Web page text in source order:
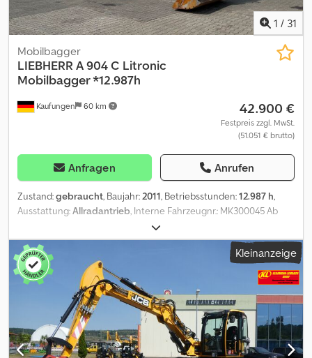
1 / 31
Kaufungen 60 km
Mobilbagger
LIEBHERR A 904 C Litronic
Mobilbagger *12.987h
42.900 €
Festpreis zzgl. MwSt.
(51.051 € brutto)
Anfragen Anrufen
Zustand:gebraucht, Baujahr: 2011, Betriebsstunden:12.987 h,
Ausstattung:Allradantrieb , Interne Fahrzeugnr.: MK300045 Ab
sofort verfügbar auf unserem Hof in Kaufungen. Mehr INFO unter:
? Luis Lucena ? Viktoria Sologubova Deutsch Credozri Dgopfx Ab
Rjf Liebherr A 904 C Litronic Mobilbagger | 20 t | 12.987
Betriebsstunden Zum Verkauf steht ein gebrauchter Liebherr A
904 C Litronic Mobilbagger aus dem Baujahr 2011. Die Maschine
verfügt über Allradantrieb und eine Schnellwechseleinrichtung.
Mit einem Gewicht von 20.000 kg eignet sich der Mobilbagger
ideal für Erdbewegungs-, Tiefbau-, Abbruch- und
Umschlagarbeiten. Technische Daten: * Hersteller/Modell:
Kleinanzeige